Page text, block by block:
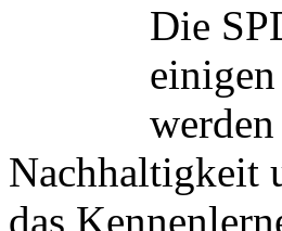
Die
Nachhaltigkeit
das